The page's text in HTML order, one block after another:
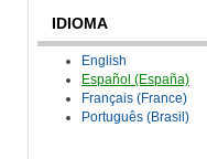
IDIOMA
English
Español (España)
Français (France)
Português (Brasil)